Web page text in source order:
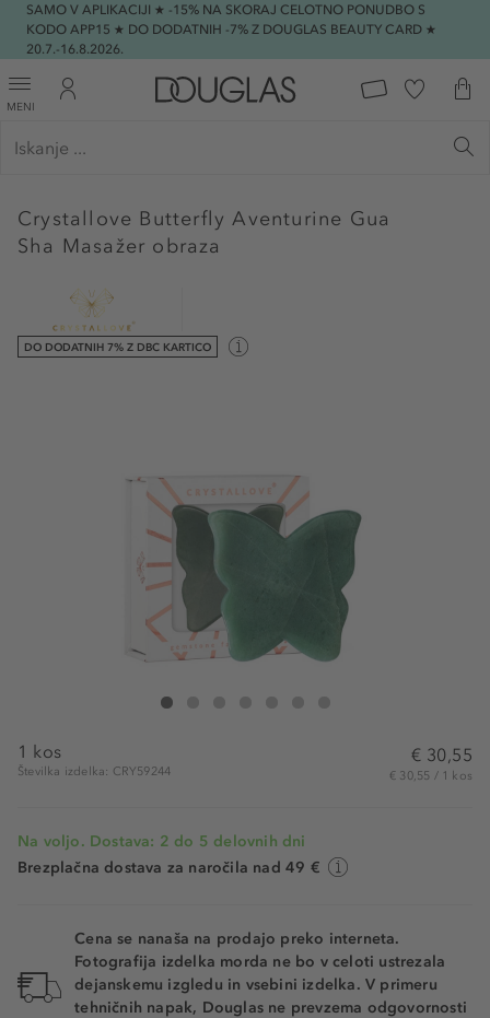
SAMO V APLIKACIJI ★ -15% NA SKORAJ CELOTNO PONUDBO S
KODO APP15 ★ DO DODATNIH -7% Z DOUGLAS BEAUTY CARD ★
20.7.-16.8.2026.
MENI
Crystallove Butterfly Aventurine Gua
Sha Masažer obraza
DO DODATNIH 7% Z DBC KARTICO
Crystallove Butterfly Aventurine Gua Sha
1 kos
Številka izdelka: CRY59244
€ 30,55
€ 30,55 / 1 kos
Na voljo. Dostava: 2 do 5 delovnih dni
Brezplačna dostava za naročila nad 49 €
Cena se nanaša na prodajo preko interneta.
Fotografija izdelka morda ne bo v celoti ustrezala
dejanskemu izgledu in vsebini izdelka. V primeru
tehničnih napak, Douglas ne prevzema odgovornosti